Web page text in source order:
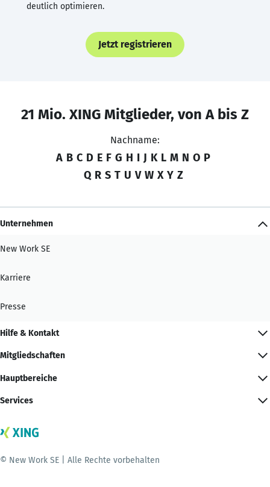
deutlich optimieren.
Jetzt registrieren
21 Mio. XING Mitglieder, von A bis Z
Nachname:
A B C D E F G H I J K L M N O P
Q R S T U V W X Y Z
Unternehmen
New Work SE
Karriere
Presse
Hilfe & Kontakt
Mitgliedschaften
Hauptbereiche
Services
© New Work SE | Alle Rechte vorbehalten